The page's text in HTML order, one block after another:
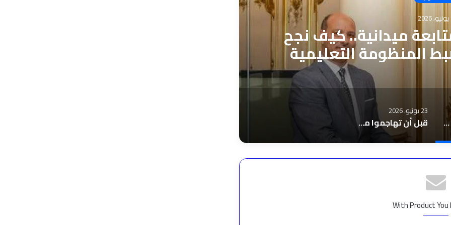
ميدانية.. كيف نجح
المنظومة التعليمية
بتوجيهات حاسمة ومتابعة ميدانية.. كيف نجح “عربي أبو زيد” في ضبط المنظومة التعليمية بالإسكندرية؟
23 يونيو، 2026
قبل أن تهاجموا مهنة صنعت أسماء عالمية… التجميل فن له تاريخ وليس مجرد مقص وكرسي
With Product You